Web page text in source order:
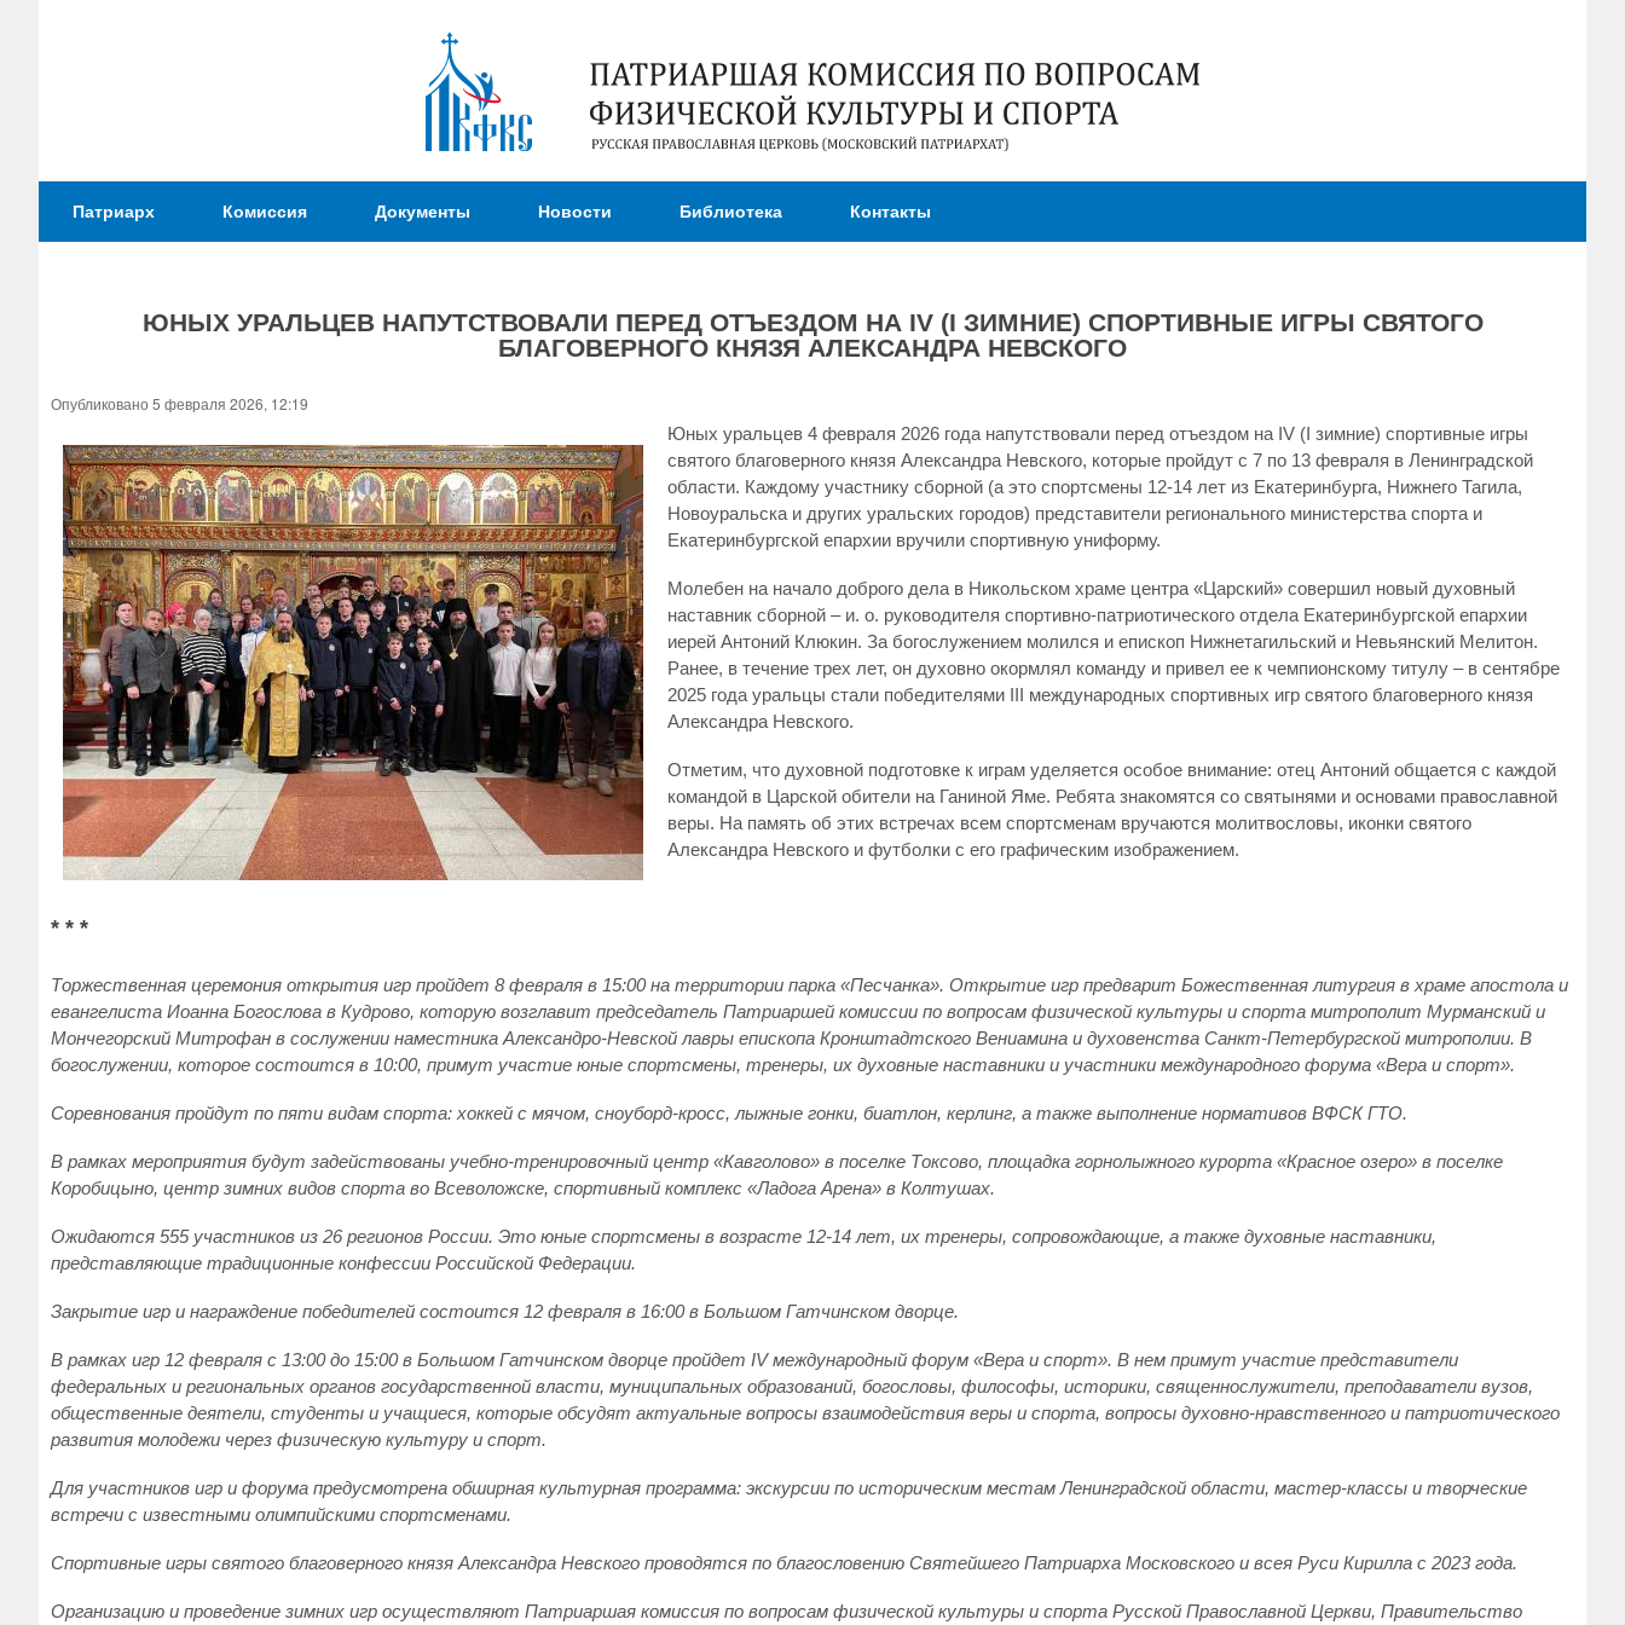
содержанию
Патриаршая
Комиссия
вопросам
физической
спорта
Патриарх Комиссия Документы Новости Библиотека Контакты
здесь
ЮНЫХ УРАЛЬЦЕВ НАПУТСТВОВАЛИ ПЕРЕД ОТЪЕЗДОМ НА IV (I ЗИМНИЕ) СПОРТИВНЫЕ ИГРЫ СВЯТОГО
БЛАГОВЕРНОГО КНЯЗЯ АЛЕКСАНДРА НЕВСКОГО
Опубликовано 5 февраля 2026, 12:19
Юных уральцев 4 февраля 2026 года напутствовали перед отъездом на IV (I зимние) спортивные игры
святого благоверного князя Александра Невского, которые пройдут с 7 по 13 февраля в Ленинградской
области. Каждому участнику сборной (а это спортсмены 12-14 лет из Екатеринбурга, Нижнего Тагила,
Новоуральска и других уральских городов) представители регионального министерства спорта и
Екатеринбургской епархии вручили спортивную униформу.
Молебен на начало доброго дела в Никольском храме центра «Царский» совершил новый духовный
наставник сборной – и. о. руководителя спортивно-патриотического отдела Екатеринбургской епархии
иерей Антоний Клюкин. За богослужением молился и епископ Нижнетагильский и Невьянский Мелитон.
Ранее, в течение трех лет, он духовно окормлял команду и привел ее к чемпионскому титулу – в сентябре
2025 года уральцы стали победителями III международных спортивных игр святого благоверного князя
Александра Невского.
Отметим, что духовной подготовке к играм уделяется особое внимание: отец Антоний общается с каждой
командой в Царской обители на Ганиной Яме. Ребята знакомятся со святынями и основами православной
веры. На память об этих встречах всем спортсменам вручаются молитвословы, иконки святого
Александра Невского и футболки с его графическим изображением.
* * *
Торжественная церемония открытия игр пройдет 8 февраля в 15:00 на территории парка «Песчанка». Открытие игр предварит Божественная литургия в храме апостола и
евангелиста Иоанна Богослова в Кудрово, которую возглавит председатель Патриаршей комиссии по вопросам физической культуры и спорта митрополит Мурманский и
Мончегорский Митрофан в сослужении наместника Александро-Невской лавры епископа Кронштадтского Вениамина и духовенства Санкт-Петербургской митрополии. В
богослужении, которое состоится в 10:00, примут участие юные спортсмены, тренеры, их духовные наставники и участники международного форума «Вера и спорт».
Соревнования пройдут по пяти видам спорта: хоккей с мячом, сноуборд-кросс, лыжные гонки, биатлон, керлинг, а также выполнение нормативов ВФСК ГТО.
В рамках мероприятия будут задействованы учебно-тренировочный центр «Кавголово» в поселке Токсово, площадка горнолыжного курорта «Красное озеро» в поселке
Коробицыно, центр зимних видов спорта во Всеволожске, спортивный комплекс «Ладога Арена» в Колтушах.
Ожидаются 555 участников из 26 регионов России. Это юные спортсмены в возрасте 12-14 лет, их тренеры, сопровождающие, а также духовные наставники,
представляющие традиционные конфессии Российской Федерации.
Закрытие игр и награждение победителей состоится 12 февраля в 16:00 в Большом Гатчинском дворце.
В рамках игр 12 февраля с 13:00 до 15:00 в Большом Гатчинском дворце пройдет IV международный форум «Вера и спорт». В нем примут участие представители
федеральных и региональных органов государственной власти, муниципальных образований, богословы, философы, историки, священнослужители, преподаватели вузов,
общественные деятели, студенты и учащиеся, которые обсудят актуальные вопросы взаимодействия веры и спорта, вопросы духовно-нравственного и патриотического
развития молодежи через физическую культуру и спорт.
Для участников игр и форума предусмотрена обширная культурная программа: экскурсии по историческим местам Ленинградской области, мастер-классы и творческие
встречи с известными олимпийскими спортсменами.
Спортивные игры святого благоверного князя Александра Невского проводятся по благословению Святейшего Патриарха Московского и всея Руси Кирилла с 2023 года.
Организацию и проведение зимних игр осуществляют Патриаршая комиссия по вопросам физической культуры и спорта Русской Православной Церкви, Правительство